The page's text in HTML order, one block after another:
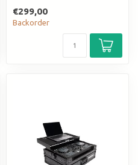
€299,00
Backorder